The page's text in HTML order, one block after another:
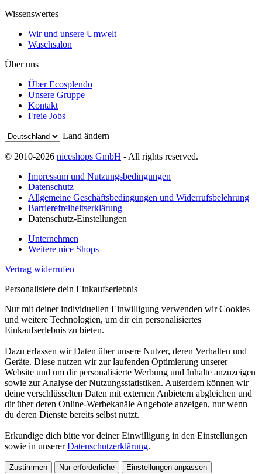
Wissenswertes
Wir und unsere Umwelt
Waschsalon
Über uns
Über Ecosplendo
Unsere Gruppe
Kontakt
Freie Jobs
Land ändern
© 2010-2026 niceshops GmbH - All rights reserved.
Impressum und Nutzungsbedingungen
Datenschutz
Allgemeine Geschäftsbedingungen und Widerrufsbelehrung
Barrierefreiheitserklärung
Datenschutz-Einstellungen
Unternehmen
Weitere nice Shops
Vertrag widerrufen
Personalisiere dein Einkaufserlebnis
Nur mit deiner individuellen Einwilligung verwenden wir Cookies
und weitere Technologien, um dir ein personalisiertes
Einkaufserlebnis zu bieten.
Dazu erfassen wir Daten über unsere Nutzer, deren Verhalten und
Geräte. Diese nutzen wir zur laufenden Optimierung unserer
Website und um dir personalisierte Werbung und Inhalte anzuzeigen
sowie zur Analyse der Nutzungsstatistiken. Außerdem können wir
deine verschlüsselten Daten mit externen Anbietern abgleichen und
dir über deren Online-Werbekanäle Angebote anzeigen, nur wenn
du deren Dienste bereits selbst nutzt.
Erkundige dich bitte vor deiner Einwilligung in den Einstellungen
sowie in unsererDatenschutzerklärung.
Zustimmen Nur erforderliche Einstellungen anpassen